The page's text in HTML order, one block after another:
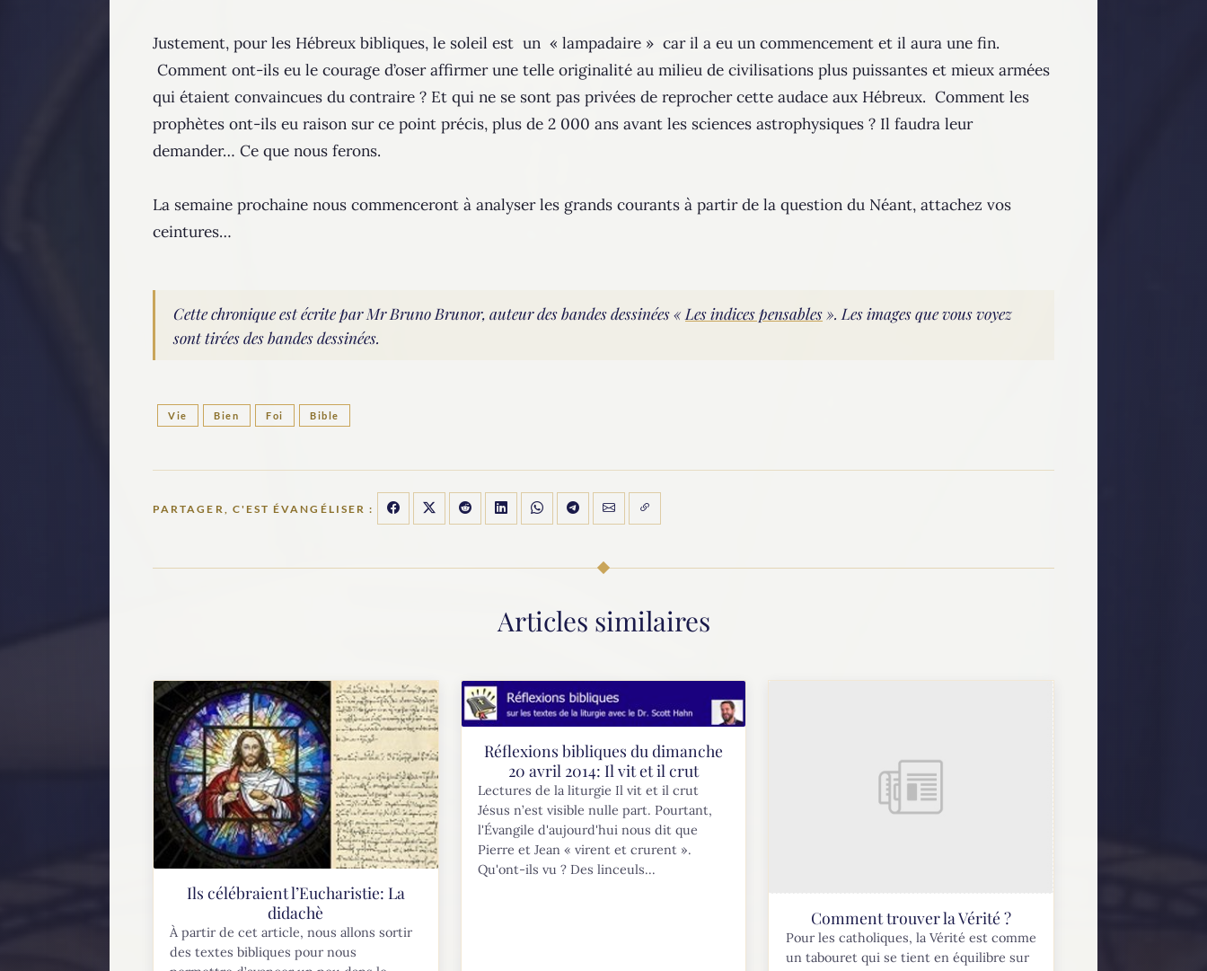
Justement, pour les Hébreux bibliques, le soleil est un « lampadaire » car il a eu un commencement et il aura une fin.
Comment ont-ils eu le courage d’oser affirmer une telle originalité au milieu de civilisations plus puissantes et mieux armées
qui étaient convaincues du contraire ? Et qui ne se sont pas privées de reprocher cette audace aux Hébreux. Comment les
prophètes ont-ils eu raison sur ce point précis, plus de 2 000 ans avant les sciences astrophysiques ? Il faudra leur
demander… Ce que nous ferons.
La semaine prochaine nous commenceront à analyser les grands courants à partir de la question du Néant, attachez vos
ceintures…
Cette chronique est écrite par Mr Bruno Brunor, auteur des bandes dessinées « Les indices pensables ». Les images que vous voyez
sont tirées des bandes dessinées.
Vie Bien Foi Bible
PARTAGER, C'EST ÉVANGÉLISER :
Articles similaires
Ils célébraient l’Eucharistie: La
didachè
À partir de cet article, nous allons sortir
des textes bibliques pour nous
Réflexions bibliques du dimanche
20 avril 2014: Il vit et il crut
Lectures de la liturgie Il vit et il crut
Jésus n’est visible nulle part. Pourtant,
l'Évangile d'aujourd'hui nous dit que
Pierre et Jean « virent et crurent ».
Qu'ont-ils vu ? Des linceuls...
Comment trouver la Vérité ?
Pour les catholiques, la Vérité est comme
un tabouret qui se tient en équilibre sur